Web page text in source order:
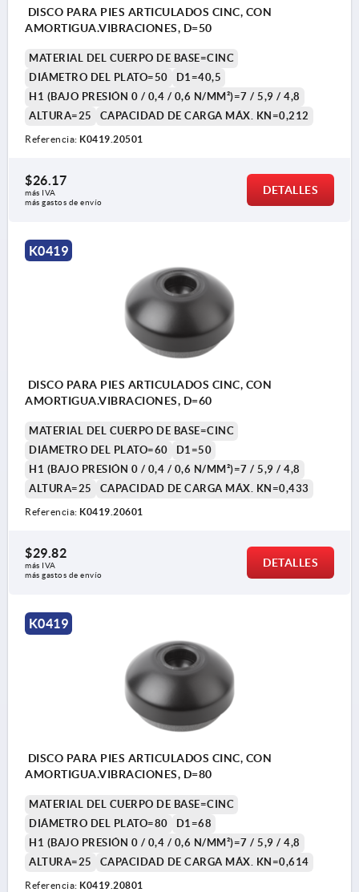
DISCO PARA PIES ARTICULADOS CINC, CON
AMORTIGUA.VIBRACIONES, D=50
MATERIAL DEL CUERPO DE BASE=CINC
DIÁMETRO DEL PLATO=50
D1=40,5
H1 (BAJO PRESIÓN 0 / 0,4 / 0,6 N/MM²)=7 / 5,9 / 4,8
ALTURA=25
CAPACIDAD DE CARGA MÁX. KN=0,212
Referencia: K0419.20501
$26.17
más IVA
más gastos de envío
DETALLES
K0419
DISCO PARA PIES ARTICULADOS CINC, CON
AMORTIGUA.VIBRACIONES, D=60
MATERIAL DEL CUERPO DE BASE=CINC
DIÁMETRO DEL PLATO=60
D1=50
H1 (BAJO PRESIÓN 0 / 0,4 / 0,6 N/MM²)=7 / 5,9 / 4,8
ALTURA=25
CAPACIDAD DE CARGA MÁX. KN=0,433
Referencia: K0419.20601
$29.82
más IVA
más gastos de envío
DETALLES
K0419
DISCO PARA PIES ARTICULADOS CINC, CON
AMORTIGUA.VIBRACIONES, D=80
MATERIAL DEL CUERPO DE BASE=CINC
DIÁMETRO DEL PLATO=80
D1=68
H1 (BAJO PRESIÓN 0 / 0,4 / 0,6 N/MM²)=7 / 5,9 / 4,8
ALTURA=25
CAPACIDAD DE CARGA MÁX. KN=0,614
Referencia: K0419.20801